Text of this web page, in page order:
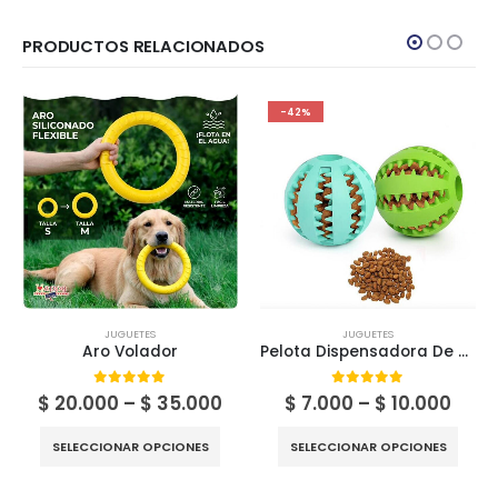
PRODUCTOS RELACIONADOS
JUGUETES
Aro Volador
0out of 5
$ 20.000 – $ 35.000
$ 20.000
through
SELECCIONAR OPCIONES
-42%
JUGUETES
Pelota Dispensadora De Snack
0 out of 5
$ 7.000 – $ 10.000
SELECCIONAR OPCIONES